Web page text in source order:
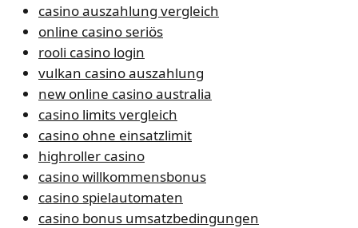
casino auszahlung vergleich
online casino seriös
rooli casino login
vulkan casino auszahlung
new online casino australia
casino limits vergleich
casino ohne einsatzlimit
highroller casino
casino willkommensbonus
casino spielautomaten
casino bonus umsatzbedingungen